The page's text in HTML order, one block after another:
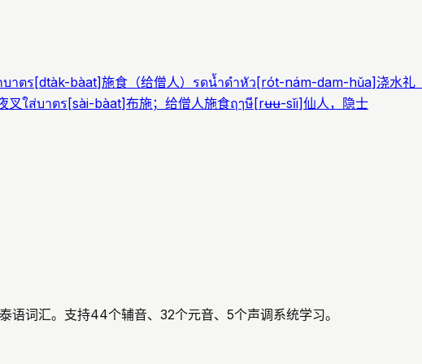
บาตร[dtàk-bàat]施食（给僧人） รดน้ำดำหัว[rót-nám-dam-hǔa]浇水礼
叉ใส่บาตร[sài-bàat]布施；给僧人施食ฤๅษี[rʉʉ-sǐi]仙人，隐士
语词汇。支持44个辅音、32个元音、5个声调系统学习。